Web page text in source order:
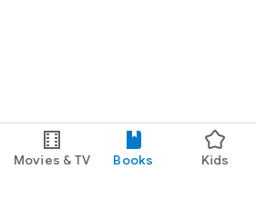
Movies & TV Books Kids